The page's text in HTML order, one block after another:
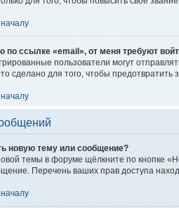
по ссылке «email», от меня требуют
пользователи могут
сделано для того, чтобы
новую тему или сообщение?
темы в форуме щёлкните по кнопке
Перечень ваших прав доступа